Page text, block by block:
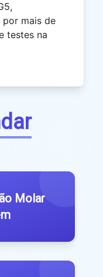
mais de
testes na
Molar